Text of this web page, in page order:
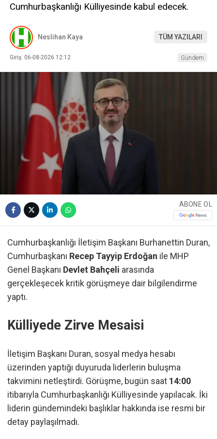
Cumhurbaşkanlığı Külliyesinde kabul edecek.
Neslihan Kaya TÜM YAZILARI
Giriş: 06-08-2026 12:12 Gündem
ABONE OL
Cumhurbaşkanlığı İletişim Başkanı Burhanettin Duran,
Cumhurbaşkanı Recep Tayyip Erdoğan ile MHP
Genel Başkanı Devlet Bahçeli arasında
gerçekleşecek kritik görüşmeye dair bilgilendirme
yaptı.
Külliyede Zirve Mesaisi
İletişim Başkanı Duran, sosyal medya hesabı
üzerinden yaptığı duyuruda liderlerin buluşma
takvimini netleştirdi. Görüşme, bugün saat 14:00
itibarıyla Cumhurbaşkanlığı Külliyesinde yapılacak. İki
liderin gündemindeki başlıklar hakkında ise resmi bir
detay paylaşılmadı.